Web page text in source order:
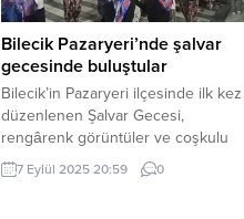
Ziyarette dernek temsilcileri, engelli
bireylerin karşılaştığı sorunlar,
erişilebilirlik çalışmaları ve sosyal
destek projeleri...
Bilecik Pazaryeri’nde şalvar
gecesinde buluştular
Bilecik’in Pazaryeri ilçesinde ilk kez
düzenlenen Şalvar Gecesi,
rengârenk görüntüler ve coşkulu
anlara sahne oldu. Pazaryeri
Gündem / BİLECİK (İGFA) – Bilecik
7 Eylül 2025 20:59 0